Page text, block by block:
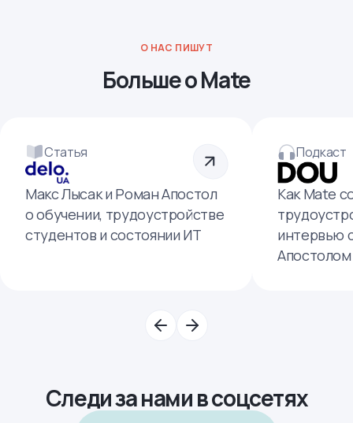
О НАС ПИШУТ
Больше о Mate
Статья
Макс Лысак и Роман Апостол
о обучении, трудоустройстве
студентов и состоянии ИТ
Подкаст
Как Mate
интервью
Апостолом
Следи за нами в соцсетях